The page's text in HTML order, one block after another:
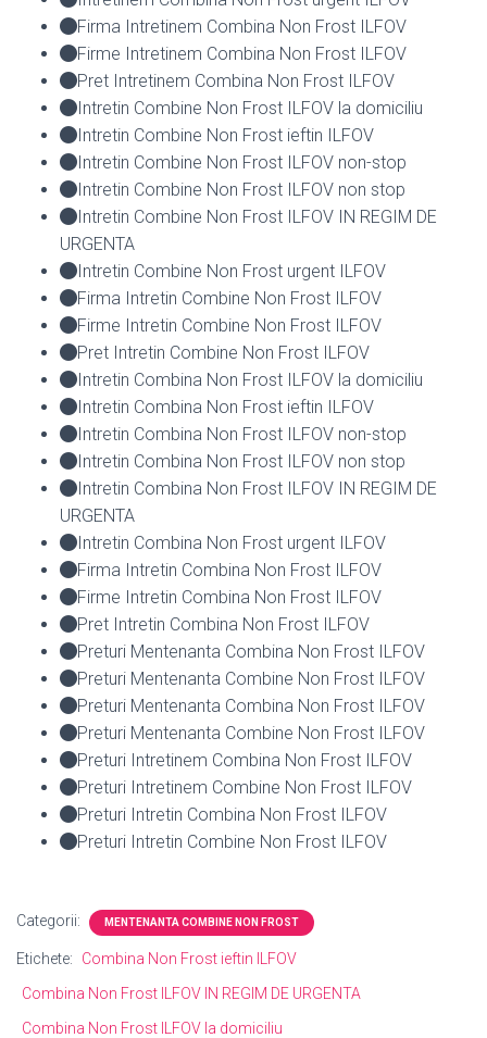
Firma Intretinem Combina Non Frost ILFOV
Firme Intretinem Combina Non Frost ILFOV
Pret Intretinem Combina Non Frost ILFOV
Intretin Combine Non Frost ILFOV la domiciliu
Intretin Combine Non Frost ieftin ILFOV
Intretin Combine Non Frost ILFOV non-stop
Intretin Combine Non Frost ILFOV non stop
Intretin Combine Non Frost ILFOV IN REGIM DE
URGENTA
Intretin Combine Non Frost urgent ILFOV
Firma Intretin Combine Non Frost ILFOV
Firme Intretin Combine Non Frost ILFOV
Pret Intretin Combine Non Frost ILFOV
Intretin Combina Non Frost ILFOV la domiciliu
Intretin Combina Non Frost ieftin ILFOV
Intretin Combina Non Frost ILFOV non-stop
Intretin Combina Non Frost ILFOV non stop
Intretin Combina Non Frost ILFOV IN REGIM DE
URGENTA
Intretin Combina Non Frost urgent ILFOV
Firma Intretin Combina Non Frost ILFOV
Firme Intretin Combina Non Frost ILFOV
Pret Intretin Combina Non Frost ILFOV
Preturi Mentenanta Combina Non Frost ILFOV
Preturi Mentenanta Combine Non Frost ILFOV
Preturi Mentenanta Combina Non Frost ILFOV
Preturi Mentenanta Combine Non Frost ILFOV
Preturi Intretinem Combina Non Frost ILFOV
Preturi Intretinem Combine Non Frost ILFOV
Preturi Intretin Combina Non Frost ILFOV
Preturi Intretin Combine Non Frost ILFOV
Categorii: MENTENANTA COMBINE NON FROST
Etichete:
Combina Non Frost ieftin ILFOV
Combina Non Frost ILFOV IN REGIM DE URGENTA
Combina Non Frost ILFOV la domiciliu